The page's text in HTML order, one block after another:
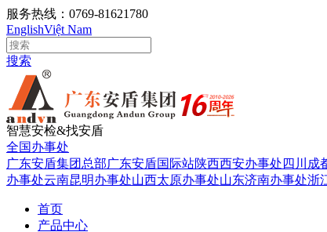
服务热线：0769-81621780
EnglishViệt Nam
搜索
智慧安检&找安盾
全国办事处
广东安盾集团总部广东安盾国际站陕西西安办事处 四川成
办事处云南昆明办事处山西太原办事处山东济南办事处浙
首页
产品中心